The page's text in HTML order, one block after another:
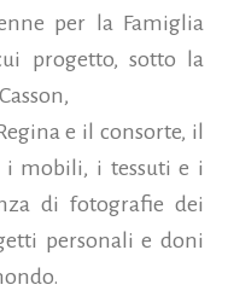
per la Famiglia
progetto, sotto la
e il consorte, il
i mobili, i tessuti e i
di fotografie dei
personali e doni